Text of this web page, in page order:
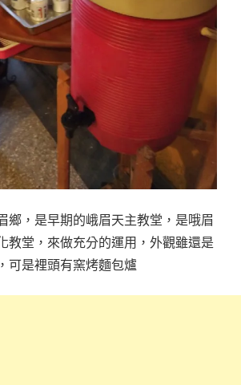
鄉，是早期的峨眉天主教堂，是哦眉
教堂，來做充分的運用，外觀雖還是
可是裡頭有窯烤麵包爐